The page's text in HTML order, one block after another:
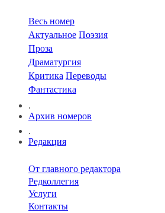
Весь номер
Актуальное Поэзия
Проза
Драматургия
Критика Переводы
Фантастика
.
Архив номеров
.
Редакция
От главного редактора
Редколлегия
Услуги
Контакты